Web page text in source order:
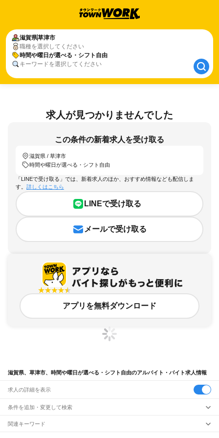
滋賀県草津市
職種を選択してください
時間や曜日が選べる・シフト自由
キーワードを選択してください
滋賀県草津市
時間や曜日が選べる・シフト自由
求人が見つかりませんでした
この条件の新着求人を受け取る
滋賀県 / 草津市
時間や曜日が選べる・シフト自由
「LINEで受け取る」では、新着求人のほか、おすすめ情報なども配信しま
す。 詳しくはこちら
LINEで受け取る
メールで受け取る
アプリを無料ダウンロード
滋賀県、草津市、時間や曜日が選べる・シフト自由のアルバイト・バイト求人情報
求人の詳細を表示
条件を追加・変更して検索
市区町村を追加・変更
関連キーワード